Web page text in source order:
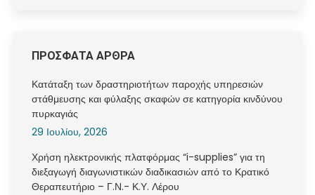
ΠΡΟΣΦΑΤΑ ΑΡΘΡΑ
Κατάταξη των δραστηριοτήτων παροχής υπηρεσιών
στάθμευσης και φύλαξης σκαφών σε κατηγορία κινδύνου
πυρκαγιάς
29 Ιουλίου, 2026
Χρήση ηλεκτρονικής πλατφόρμας “i-supplies” για τη
διεξαγωγή διαγωνιστικών διαδικασιών από το Κρατικό
Θεραπευτήριο – Γ.Ν.- Κ.Υ. Λέρου